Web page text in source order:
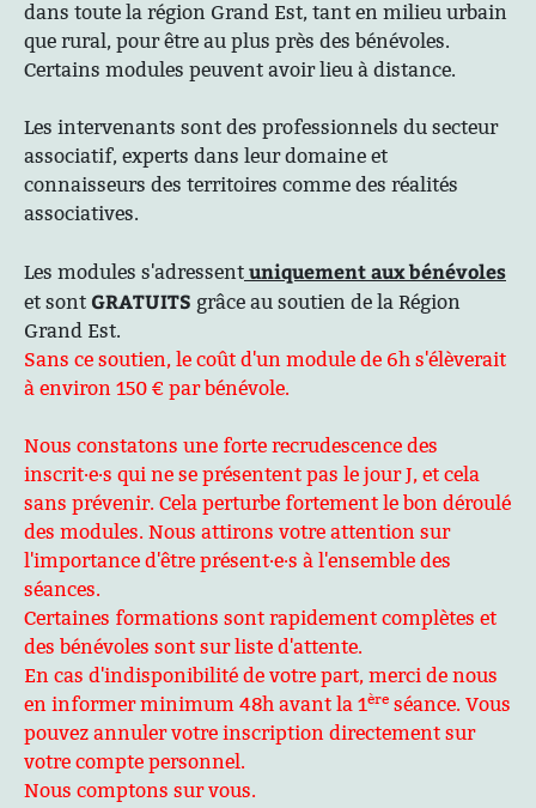
dans toute la région Grand Est, tant en milieu urbain
que rural, pour être au plus près des bénévoles.
Certains modules peuvent avoir lieu à distance.
Les intervenants sont des professionnels du secteur
associatif, experts dans leur domaine et
connaisseurs des territoires comme des réalités
associatives.
Les modules s'adressent uniquement aux bénévoles
et sont GRATUITS grâce au soutien de la Région
Grand Est.
Sans ce soutien, le coût d'un module de 6h s'élèverait
à environ 150 € par bénévole.
Nous constatons une forte recrudescence des
inscrit·e·s qui ne se présentent pas le jour J, et cela
sans prévenir. Cela perturbe fortement le bon déroulé
des modules. Nous attirons votre attention sur
l'importance d'être présent·e·s à l'ensemble des
séances.
Certaines formations sont rapidement complètes et
des bénévoles sont sur liste d'attente.
En cas d'indisponibilité de votre part, merci de nous
en informer minimum 48h avant la 1ère séance. Vous
pouvez annuler votre inscription directement sur
votre compte personnel.
Nous comptons sur vous.